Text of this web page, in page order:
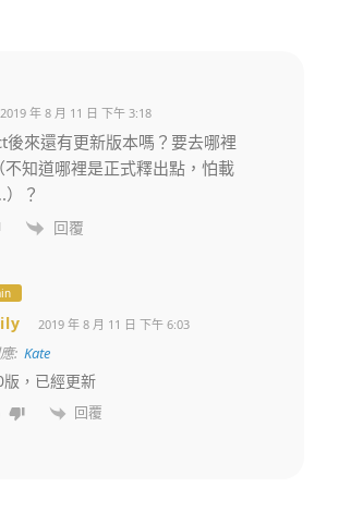
2019 年 8 月 11 日 下午 3:18
後來還有更新版本嗎？要去哪裡
不知道哪裡是正式釋出點，怕載
？
回覆
2019 年 8 月 11 日 下午 6:03
應:Kate
版，已經更新
回覆